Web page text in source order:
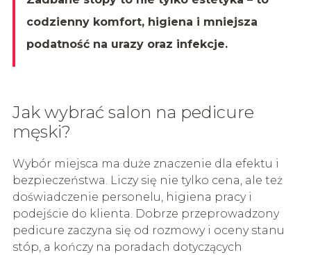
codzienny komfort, higiena i mniejsza
podatność na urazy oraz infekcje.
Jak wybrać salon na pedicure
męski?
Wybór miejsca ma duże znaczenie dla efektu i
bezpieczeństwa. Liczy się nie tylko cena, ale też
doświadczenie personelu, higiena pracy i
podejście do klienta. Dobrze przeprowadzony
pedicure zaczyna się od rozmowy i oceny stanu
stóp, a kończy na poradach dotyczących